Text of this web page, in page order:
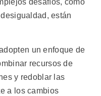
desafíos, como
están
un enfoque de
recursos de
y redoblar las
a los cambios